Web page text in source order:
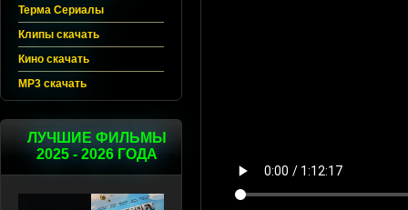
Терма Сериалы
Клипы скачать
Кино скачать
MP3 скачать
ЛУЧШИЕ ФИЛЬМЫ
2025 - 2026 ГОДА